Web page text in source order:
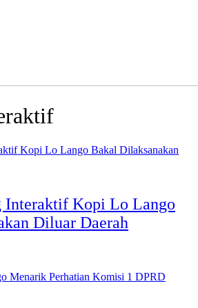
Interaktif Kopi Lo Lango
Diluar Daerah